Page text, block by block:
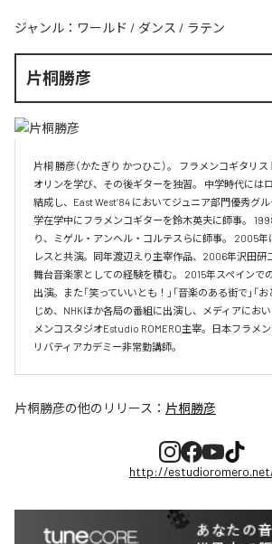
ジャンル： ワールド / ダンス / ラテン
片桐勝彦
片桐 勝彦（かたぎり かつひこ）。 フラメンコギタリ
オリンを学び、その後ギターを独習。 中学時代には
結成し、East West’84 においてジュニア部門優秀グ
学在学中にフラメンコギターを鈴木英夫に師事。
り、ミゲル・アンヘル・コルテスらに師事。 2005年
レスと共演。同年渡辺えり主宰作品、2006年沢田研
舞台音楽家としての経験を積む。 2015年スペインで
出演。また「笑っていいとも！」「音楽のある街で」「
じめ、NHKほか各局の番組に出演し、メディアにお
メンコスタジオEstudio ROMERO主宰。日本フラメ
リバティアカデミー非常勤講師。
片桐勝彦の他のリリース： 片桐勝彦
http://